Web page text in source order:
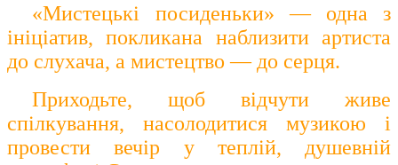
«Мистецькі посиденьки» — одна з
ініціатив, покликана наблизити артиста
до слухача, а мистецтво — до серця.
Приходьте, щоб відчути живе
спілкування, насолодитися музикою і
провести вечір у теплій, душевній